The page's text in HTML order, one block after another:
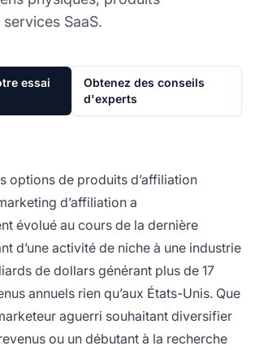
SaaS.
essai
Obtenez des conseils
d'experts
options de produits d’affiliation
d’affiliation a
évolué au cours de la dernière
d’une activité de niche à une industrie
de dollars générant plus de 17
annuels rien qu’aux États-Unis. Que
aguerri souhaitant diversifier
ou un débutant à la recherche